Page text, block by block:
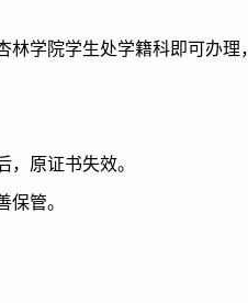
学院学生处学籍科即可办
原证书失效。
管。